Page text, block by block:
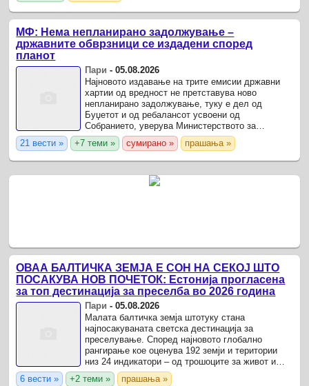
МФ: Нема непланирано задолжување –
државните обврзници се издадени според
планот
Пари -05.08.2026
Најновото издавање на трите емисии државни
хартии од вредност не претставува ново
непланирано задолжување, туку е дел од
Буџетот и од ребалансот усвоени од
Собранието, уверува Министерството за
финансии. Притое, се потенцира дека сите
аукции и услови за издавање однапред се ...
21 вести » +7 теми » сумирано » прашања »
ОВАА БАЛТИЧКА ЗЕМЈА Е СОН НА СЕКОЈ ШТО
ПОСАКУВА НОВ ПОЧЕТОК: Естонија прогласена
за топ дестинација за преселба во 2026 година
Пари -05.08.2026
Малата балтичка земја штотуку стана
најпосакуваната светска дестинација за
преселување. Според најновото глобално
рангирање кое оценува 192 земји и територии
низ 24 индикатори – од трошоците за живот и
оданочување до здравствената заштита,
безбедноста и опциите за населување – ...
6 вести » +2 теми » прашања »